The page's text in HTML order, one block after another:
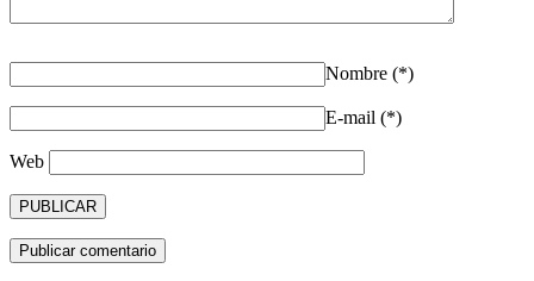
Nombre (*)
E-mail (*)
Web